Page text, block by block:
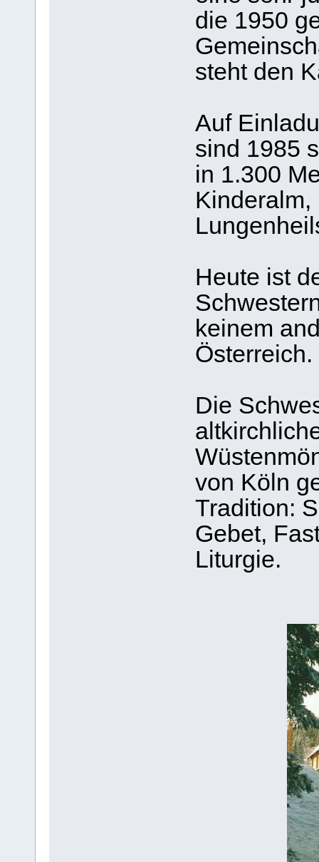
die 1950
steht den
Auf
sind 1985
in 1.300
Heute ist
keinem
Österreich.
Die
von Köln
Tradition:
Gebet,
Liturgie.